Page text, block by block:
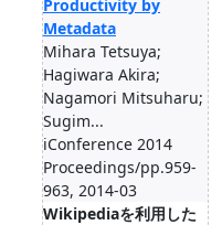
Productivity by
Metadata
Mihara Tetsuya;
Hagiwara Akira;
Nagamori Mitsuharu;
Sugim...
iConference 2014
Proceedings/pp.959-
963, 2014-03
Wikipediaを利用した